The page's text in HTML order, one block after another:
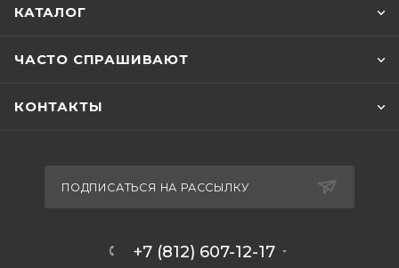
КАТАЛОГ
ЧАСТО СПРАШИВАЮТ
КОНТАКТЫ
ПОДПИСАТЬСЯ НА РАССЫЛКУ
+7 (812) 607-12-17